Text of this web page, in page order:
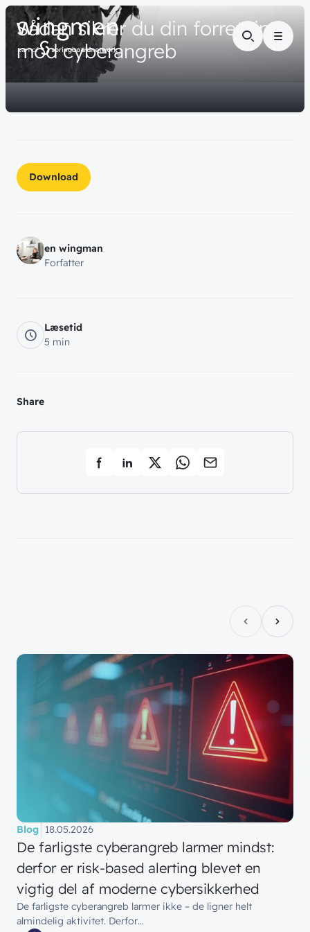
Hvad vi gør
Netværk
Sikkerhed
Cloud & AI
Splunk
// HVEM VI ER
Job & Karriere
// BLIV INSPIRERET
Nyheder & presse
Vidensdeling
Events
Menu
Sådan sikrer du din forretning
mod cyberangreb
Download
en wingman
Forfatter
Læsetid
5 min
Share
Blog 18.05.2026
De farligste cyberangreb larmer mindst:
derfor er risk-based alerting blevet en
vigtig del af moderne cybersikkerhed
De farligste cyberangreb larmer ikke – de ligner helt
almindelig aktivitet. Derfor…